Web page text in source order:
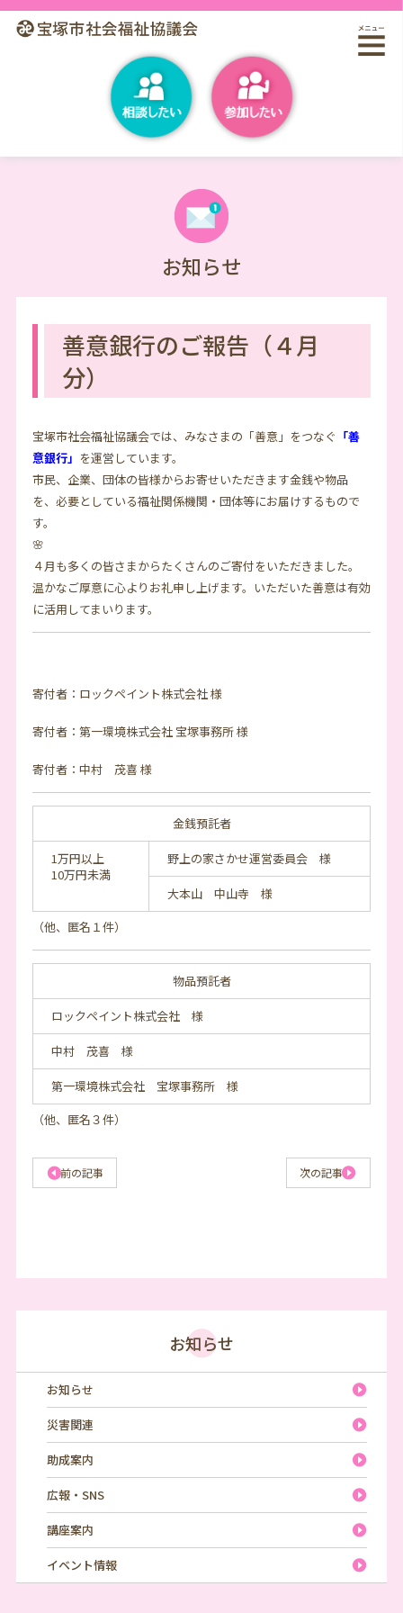
お知らせ
善意銀行のご報告（４月
分）
宝塚市社会福祉協議会では、みなさまの「善意」をつなぐ 「善
意銀行」 を運営しています。
市民、企業、団体の皆様からお寄せいただきます金銭や物品
を、必要としている福祉関係機関・団体等にお届けするもので
す。
🌸
４月も多くの皆さまからたくさんのご寄付をいただきました。
温かなご厚意に心よりお礼申し上げます。いただいた善意は有効
に活用してまいります。
寄付者：ロックペイント株式会社 様
寄付者：第一環境株式会社 宝塚事務所 様
寄付者：中村 茂喜 様
金銭預託者
1万円以上
10万円未満
野上の家さかせ運営委員会 様
大本山 中山寺 様
（他、匿名１件）
物品預託者
ロックペイント株式会社 様
中村 茂喜 様
第一環境株式会社 宝塚事務所 様
（他、匿名３件）
前の記事 次の記事
お知らせ
お知らせ
災害関連
助成案内
広報・SNS
講座案内
イベント情報